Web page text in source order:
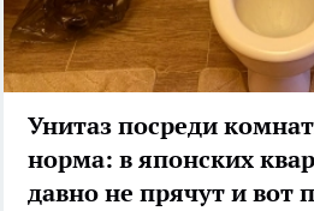
Унитаз посреди
норма: в японских
давно не прячут и вот